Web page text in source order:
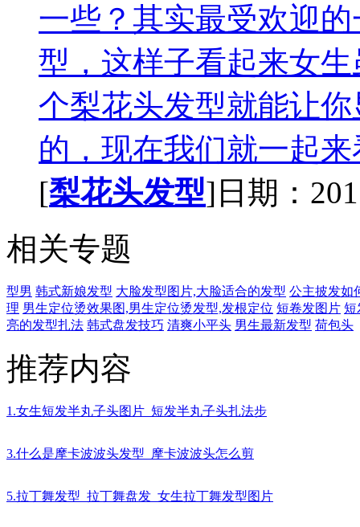
一些？其实最受欢迎
型，这样子看起来女
个梨花头发型就能让
的，现在我们就一起
[梨花头发型]日期：
相关专题
型男 韩式新娘发型 大脸发型图片,大脸适合的发型 公主披发如
理 男生定位烫效果图,男生定位烫发型,发根定位 短卷发图片 短
亮的发型扎法 韩式盘发技巧 清爽小平头 男生最新发型 荷包头
推荐内容
1.女生短发半丸子头图片_短发半丸子头扎法步
3.什么是摩卡波波头发型_摩卡波波头怎么剪
5.拉丁舞发型_拉丁舞盘发_女生拉丁舞发型图片